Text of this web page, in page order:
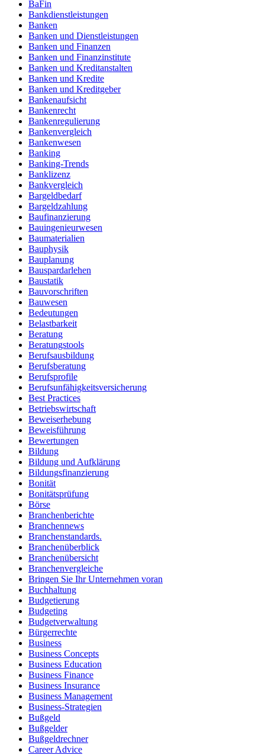
BaFin
Bankdienstleistungen
Banken
Banken und Dienstleistungen
Banken und Finanzen
Banken und Finanzinstitute
Banken und Kreditanstalten
Banken und Kredite
Banken und Kreditgeber
Bankenaufsicht
Bankenrecht
Bankenregulierung
Bankenvergleich
Bankenwesen
Banking
Banking-Trends
Banklizenz
Bankvergleich
Bargeldbedarf
Bargeldzahlung
Baufinanzierung
Bauingenieurwesen
Baumaterialien
Bauphysik
Bauplanung
Bauspardarlehen
Baustatik
Bauvorschriften
Bauwesen
Bedeutungen
Belastbarkeit
Beratung
Beratungstools
Berufsausbildung
Berufsberatung
Berufsprofile
Berufsunfähigkeitsversicherung
Best Practices
Betriebswirtschaft
Beweiserhebung
Beweisführung
Bewertungen
Bildung
Bildung und Aufklärung
Bildungsfinanzierung
Bonität
Bonitätsprüfung
Börse
Branchenberichte
Branchennews
Branchenstandards.
Branchenüberblick
Branchenübersicht
Branchenvergleiche
Bringen Sie Ihr Unternehmen voran
Buchhaltung
Budgetierung
Budgeting
Budgetverwaltung
Bürgerrechte
Business
Business Concepts
Business Education
Business Finance
Business Insurance
Business Management
Business-Strategien
Bußgeld
Bußgelder
Bußgeldrechner
Career Advice